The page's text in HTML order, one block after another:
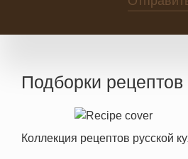
Подборки рецептов
Коллекция рецептов русской